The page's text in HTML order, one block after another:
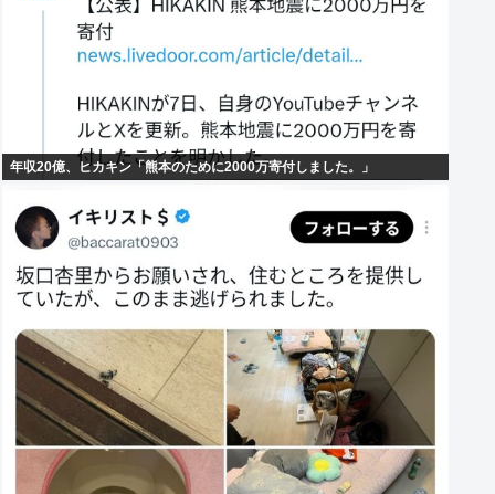
年収20億、ヒカキン「熊本のために2000万寄付しました。」